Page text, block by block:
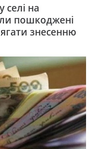
селі на
пошкоджені
знесенню